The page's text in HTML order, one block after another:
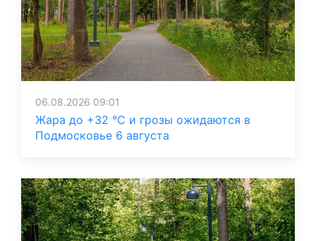
06.08.2026 09:01
Жара до +32 °C и грозы ожидаются в
Подмосковье 6 августа